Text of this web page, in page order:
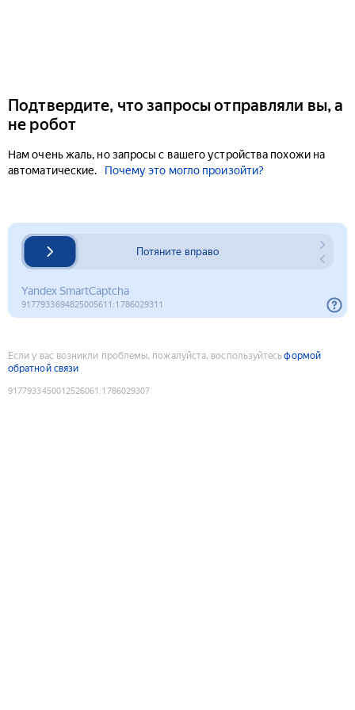
Подтвердите, что запросы отправляли вы, а
не робот
Нам очень жаль, но запросы с вашего устройства похожи на
автоматические.
Почему это могло произойти?
Если у вас возникли проблемы, пожалуйста, воспользуйтесьформой
обратной связи
9177933450012526061 :1786029307